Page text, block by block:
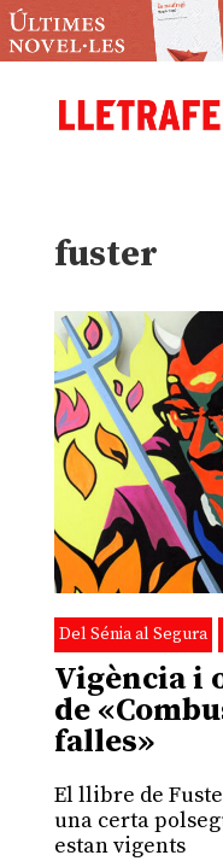
fuster
Del Sénia al Segura
Vigència i
de
falles»
El llibre de
una certa
estan vigents